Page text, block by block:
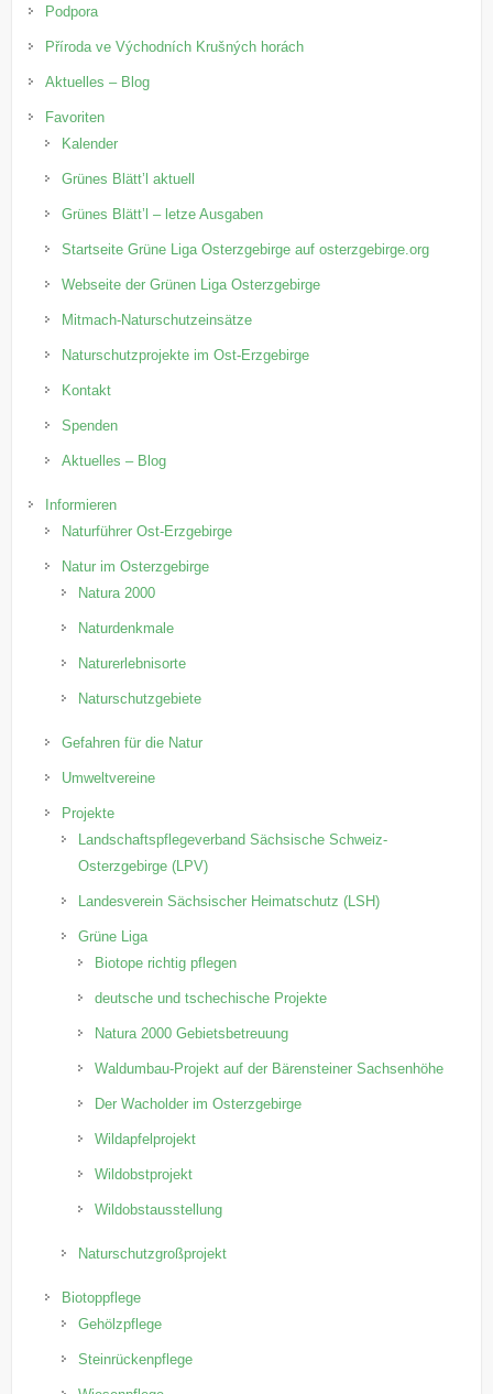
Podpora
Příroda ve Východních Krušných horách
Aktuelles – Blog
Favoriten
Kalender
Grünes Blätt’l aktuell
Grünes Blätt’l – letze Ausgaben
Startseite Grüne Liga Osterzgebirge auf osterzgebirge.org
Webseite der Grünen Liga Osterzgebirge
Mitmach-Naturschutzeinsätze
Naturschutzprojekte im Ost-Erzgebirge
Kontakt
Spenden
Aktuelles – Blog
Informieren
Naturführer Ost-Erzgebirge
Natur im Osterzgebirge
Natura 2000
Naturdenkmale
Naturerlebnisorte
Naturschutzgebiete
Gefahren für die Natur
Umweltvereine
Projekte
Landschaftspflegeverband Sächsische Schweiz-
Osterzgebirge (LPV)
Landesverein Sächsischer Heimatschutz (LSH)
Grüne Liga
Biotope richtig pflegen
deutsche und tschechische Projekte
Natura 2000 Gebietsbetreuung
Waldumbau-Projekt auf der Bärensteiner Sachsenhöhe
Der Wacholder im Osterzgebirge
Wildapfelprojekt
Wildobstprojekt
Wildobstausstellung
Naturschutzgroßprojekt
Biotoppflege
Gehölzpflege
Steinrückenpflege